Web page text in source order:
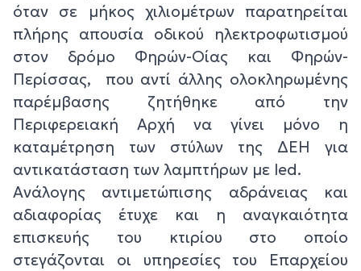
όταν σε μήκος χιλιομέτρων παρατηρείται
πλήρης απουσία οδικού ηλεκτροφωτισμού
στον δρόμο Φηρών-Οίας και Φηρών-
Περίσσας, που αντί άλλης ολοκληρωμένης
παρέμβασης ζητήθηκε από την
Περιφερειακή Αρχή να γίνει μόνο η
καταμέτρηση των στύλων της ΔΕΗ για
αντικατάσταση των λαμπτήρων με led.
Ανάλογης αντιμετώπισης αδράνειας και
αδιαφορίας έτυχε και η αναγκαιότητα
επισκευής του κτιρίου στο οποίο
στεγάζονται οι υπηρεσίες του Επαρχείου